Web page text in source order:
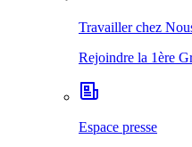
Travailler chez
Rejoindre la 1ère
Espace presse